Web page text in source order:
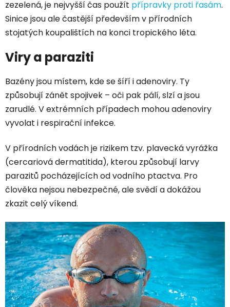
zezelená, je nejvyšší čas použít přípravky proti řasám.
Sinice jsou ale častější především v přírodních
stojatých koupalištích na konci tropického léta.
Viry a paraziti
Bazény jsou místem, kde se šíří i adenoviry. Ty
způsobují zánět spojivek – oči pak pálí, slzí a jsou
zarudlé. V extrémních případech mohou adenoviry
vyvolat i respirační infekce.
V přírodních vodách je rizikem tzv. plavecká vyrážka
(cercariová dermatitida), kterou způsobují larvy
parazitů pocházejících od vodního ptactva. Pro
člověka nejsou nebezpečné, ale svědí a dokážou
zkazit celý víkend.